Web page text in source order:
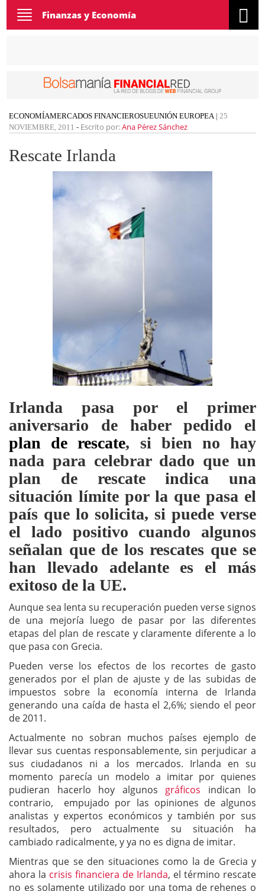
Toggle
navigation
Finanzas y Economía
ECONOMÍAMERCADOS FINANCIEROSUEUNIÓN EUROPEA| 25
NOVIEMBRE, 2011 - Escrito por:Ana Pérez Sánchez
Rescate Irlanda
Irlanda pasa por el primer
aniversario de haber pedido el
plan de rescate, si bien no hay
nada para celebrar dado que un
plan de rescate indica una
situación límite por la que pasa el
país que lo solicita, si puede verse
el lado positivo cuando algunos
señalan que de los rescates que se
han llevado adelante es el más
exitoso de la UE.
Aunque sea lenta su recuperación pueden verse signos
de una mejoría luego de pasar por las diferentes
etapas del plan de rescate y claramente diferente a lo
que pasa con Grecia.
Pueden verse los efectos de los recortes de gasto
generados por el plan de ajuste y de las subidas de
impuestos sobre la economía interna de Irlanda
generando una caída de hasta el 2,6%; siendo el peor
de 2011.
Actualmente no sobran muchos países ejemplo de
llevar sus cuentas responsablemente, sin perjudicar a
sus ciudadanos ni a los mercados. Irlanda en su
momento parecía un modelo a imitar por quienes
pudieran hacerlo hoy algunos gráficos indican lo
contrario, empujado por las opiniones de algunos
analistas y expertos económicos y también por sus
resultados, pero actualmente su situación ha
cambiado radicalmente, y ya no es digna de imitar.
Mientras que se den situaciones como la de Grecia y
ahora la crisis financiera de Irlanda, el término rescate
no es solamente utilizado por una toma de rehenes o